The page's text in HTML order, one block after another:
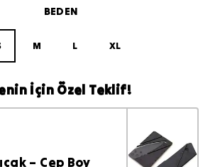
BEDEN
M L XL
İçin Özel Teklif!
– Cep Boy